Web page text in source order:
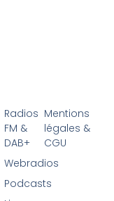
Radios
FM &
DAB+
Webradios
Podcasts
Mentions
légales &
CGU